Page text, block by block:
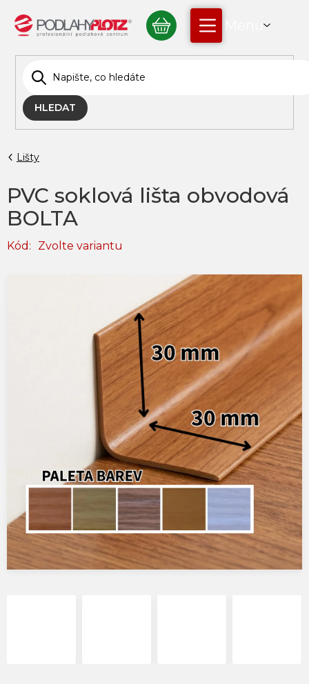
obsah
HLEDAT
NÁKUPNÍ
KOŠÍK
Lišty
PVC soklová lišta obvodová
BOLTA
Kód: Zvolte variantu